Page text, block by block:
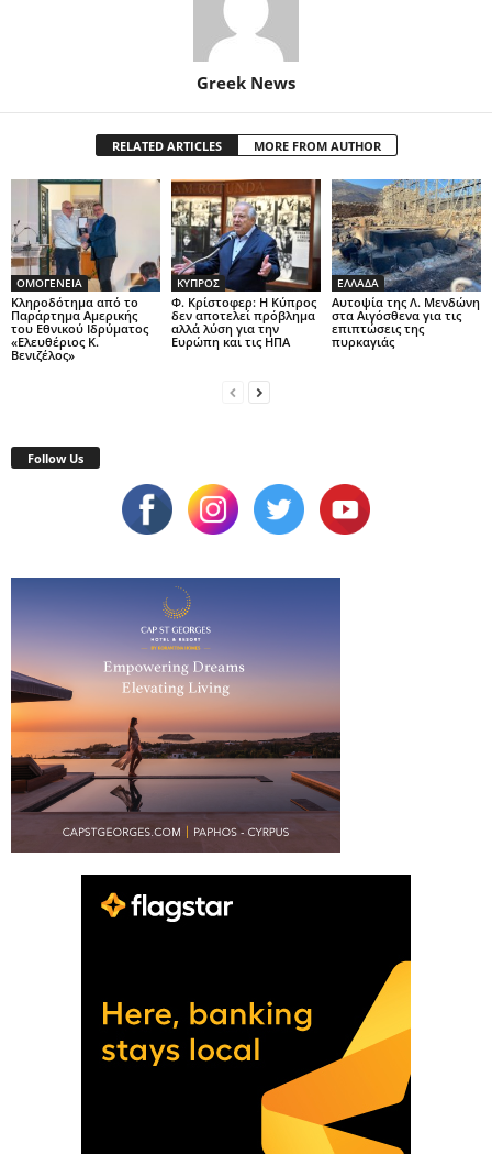
Greek News
RELATED ARTICLES MORE FROM AUTHOR
ΟΜΟΓΕΝΕΙΑ
Κληροδότημα από το
Παράρτημα Αμερικής
του Εθνικού Ιδρύματος
«Ελευθέριος Κ.
Βενιζέλος»
ΚΥΠΡΟΣ
Φ. Κρίστοφερ: Η Κύπρος
δεν αποτελεί πρόβλημα
αλλά λύση για την
Ευρώπη και τις ΗΠΑ
ΕΛΛΑΔΑ
Αυτοψία της Λ. Μενδώνη
στα Αιγόσθενα για τις
επιπτώσεις της
πυρκαγιάς
Follow Us